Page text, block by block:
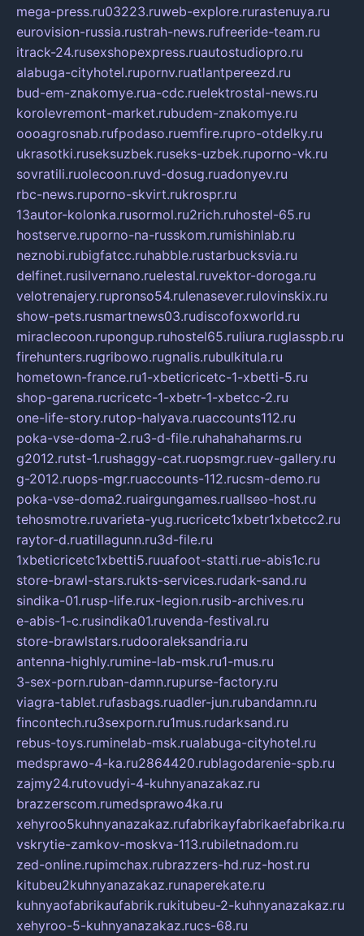
mega-press.ru03223.ruweb-explore.rurastenuya.ru
eurovision-russia.rustrah-news.rufreeride-team.ru
itrack-24.rusexshopexpress.ruautostudiopro.ru
alabuga-cityhotel.rupornv.ruatlantpereezd.ru
bud-em-znakomye.rua-cdc.ruelektrostal-news.ru
korolevremont-market.rubudem-znakomye.ru
oooagrosnab.rufpodaso.ruemfire.rupro-otdelky.ru
ukrasotki.ruseksuzbek.ruseks-uzbek.ruporno-vk.ru
sovratili.ruolecoon.ruvd-dosug.ruadonyev.ru
rbc-news.ruporno-skvirt.rukrospr.ru
13autor-kolonka.rusormol.ru2rich.ruhostel-65.ru
hostserve.ruporno-na-russkom.rumishinlab.ru
neznobi.rubigfatcc.ruhabble.rustarbucksvia.ru
delfinet.rusilvernano.ruelestal.ruvektor-doroga.ru
velotrenajery.rupronso54.rulenasever.rulovinskix.ru
show-pets.rusmartnews03.rudiscofoxworld.ru
miraclecoon.rupongup.ruhostel65.ruliura.ruglasspb.ru
firehunters.rugribowo.rugnalis.rubulkitula.ru
hometown-france.ru1-xbeticricetc-1-xbetti-5.ru
shop-garena.rucricetc-1-xbetr-1-xbetcc-2.ru
one-life-story.rutop-halyava.ruaccounts112.ru
poka-vse-doma-2.ru3-d-file.ruhahahaharms.ru
g2012.rutst-1.rushaggy-cat.ruopsmgr.ruev-gallery.ru
g-2012.ruops-mgr.ruaccounts-112.rucsm-demo.ru
poka-vse-doma2.ruairgungames.ruallseo-host.ru
tehosmotre.ruvarieta-yug.rucricetc1xbetr1xbetcc2.ru
raytor-d.ruatillagunn.ru3d-file.ru
1xbeticricetc1xbetti5.ruuafoot-statti.rue-abis1c.ru
store-brawl-stars.rukts-services.rudark-sand.ru
sindika-01.rusp-life.rux-legion.rusib-archives.ru
e-abis-1-c.rusindika01.ruvenda-festival.ru
store-brawlstars.rudooraleksandria.ru
antenna-highly.rumine-lab-msk.ru1-mus.ru
3-sex-porn.ruban-damn.rupurse-factory.ru
viagra-tablet.rufasbags.ruadler-jun.rubandamn.ru
fincontech.ru3sexporn.ru1mus.rudarksand.ru
rebus-toys.ruminelab-msk.rualabuga-cityhotel.ru
medsprawo-4-ka.ru2864420.rublagodarenie-spb.ru
zajmy24.rutovudyi-4-kuhnyanazakaz.ru
brazzerscom.rumedsprawo4ka.ru
xehyroo5kuhnyanazakaz.rufabrikayfabrikaefabrika.ru
vskrytie-zamkov-moskva-113.rubiletnadom.ru
zed-online.rupimchax.rubrazzers-hd.ruz-host.ru
kitubeu2kuhnyanazakaz.runaperekate.ru
kuhnyaofabrikaufabrik.rukitubeu-2-kuhnyanazakaz.ru
xehyroo-5-kuhnyanazakaz.rucs-68.ru